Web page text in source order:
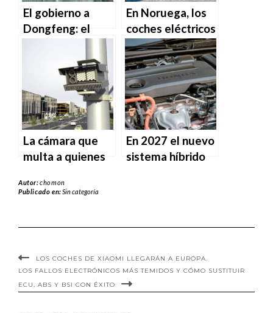
El gobierno a
Dongfeng: el
proveedores
debe ser italiano.
En Noruega, los
coches eléctricos
han superado a
los de gasolina.
La cámara que
multa a quienes
móvil en el coche.
En 2027 el nuevo
sistema híbrido
Autor:chomon
Publicado en:Sin categoría
LOS COCHES DE XIAOMI LLEGARÁN A EUROPA.
LOS FALLOS ELECTRÓNICOS MÁS TEMIDOS Y CÓMO SUSTITUIR
ECU, ABS Y BSI CON ÉXITO